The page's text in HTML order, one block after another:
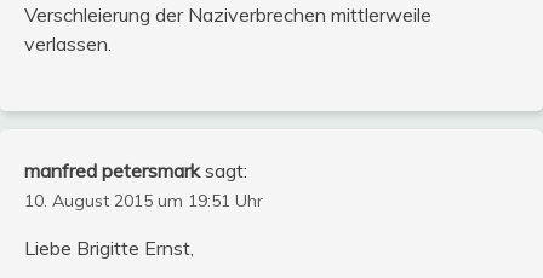
Verschleierung der Naziverbrechen mittlerweile
verlassen.
manfred petersmark sagt:
10. August 2015 um 19:51 Uhr
Liebe Brigitte Ernst,